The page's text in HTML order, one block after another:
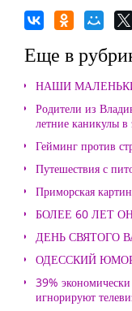
Еще в
НАШИ
Родители из
летние каникулы в
Гейминг против
Путешествия с
Приморская
БОЛЕЕ 60 ЛЕТ
ДЕНЬ СВЯТОГО
ОДЕССКИЙ
39%
игнорируют